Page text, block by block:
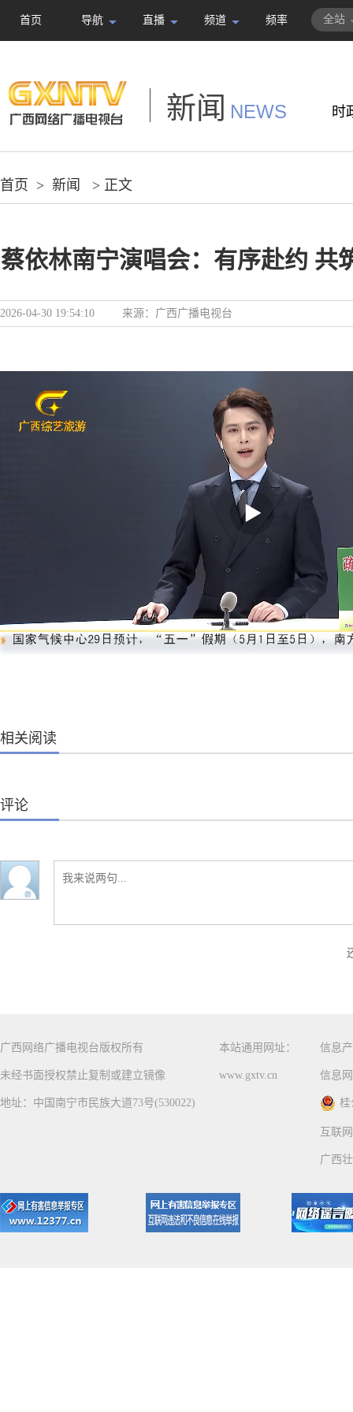
首页 导航 直播 频道 频率 全站
新闻 NEWS 时
首页 > 新闻 > 正文
蔡依林南宁演唱会：有序赴约 共
2026-04-30 19:54:10 来源： 广西广播电视台
相关阅读
评论
广西网络广播电视台版权所有
未经书面授权禁止复制或建立镜像
地址：中国南宁市民族大道73号(530022)
本站通用网址：
www.gxtv.cn
信息
信息
桂
互联
广西